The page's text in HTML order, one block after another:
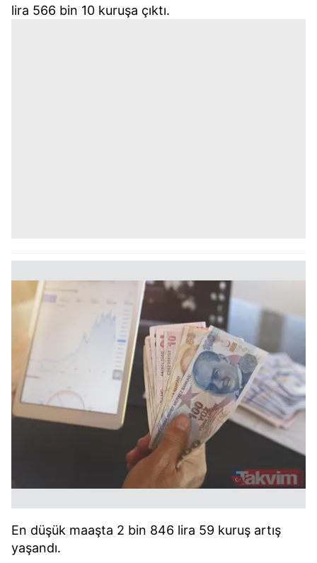
lira 566 bin 10 kuruşa çıktı.
En düşük maaşta 2 bin 846 lira 59 kuruş artış
yaşandı.